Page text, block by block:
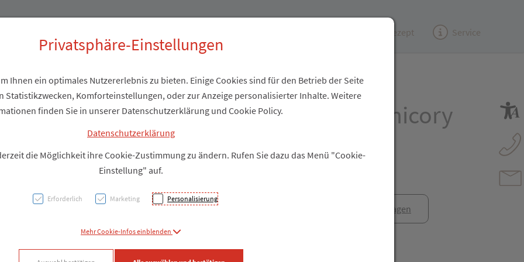
(e)Rezept Service
Healing Herbs 08 Chicory
Rezept anfragen
Privatsphäre-Einstellungen
Ihnen ein optimales Nutzererlebnis zu bieten. Einige Cookies sind für den Betrieb der Seite
Statistikzwecken, Komforteinstellungen, oder zur Anzeige personalisierter Inhalte. Weitere
finden Sie in unserer Datenschutzerklärung und Cookie Policy.
Datenschutzerklärung
die Möglichkeit ihre Cookie-Zustimmung zu ändern. Rufen Sie dazu das Menü "Cookie-
Einstellung" auf.
Erforderlich Marketing Personalisierung
Mehr Cookie-Infos einblenden